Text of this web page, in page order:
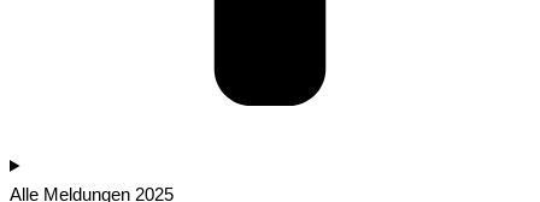
Alle Meldungen 2025